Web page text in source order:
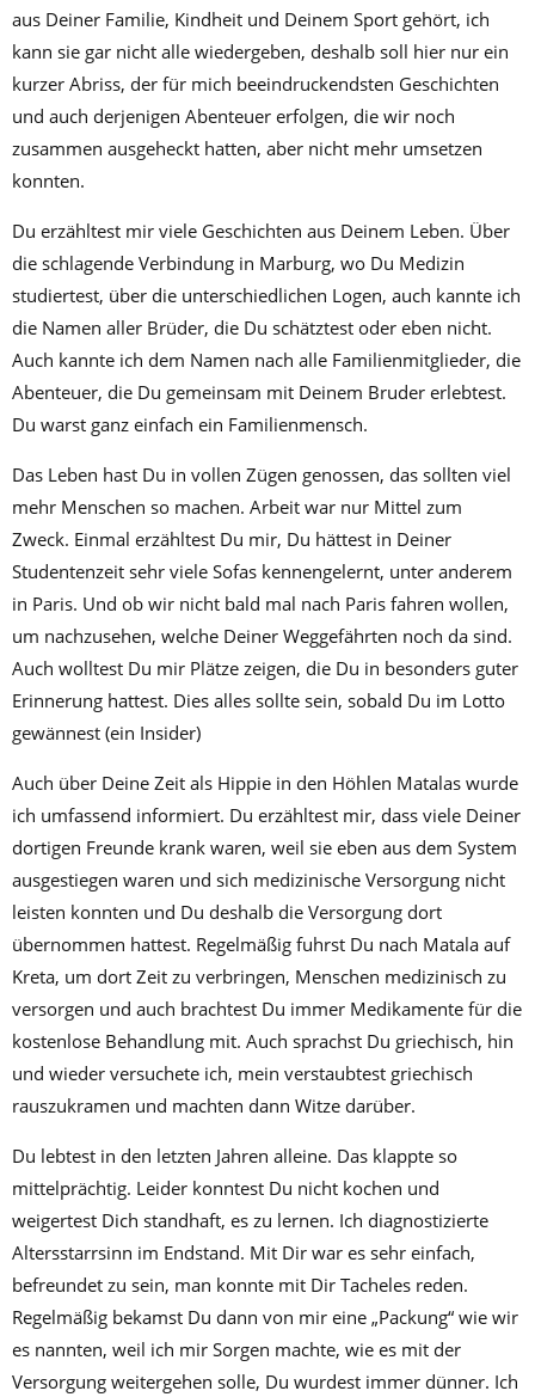
aus Deiner Familie, Kindheit und Deinem Sport gehört, ich
kann sie gar nicht alle wiedergeben, deshalb soll hier nur ein
kurzer Abriss, der für mich beeindruckendsten Geschichten
und auch derjenigen Abenteuer erfolgen, die wir noch
zusammen ausgeheckt hatten, aber nicht mehr umsetzen
konnten.
Du erzähltest mir viele Geschichten aus Deinem Leben. Über
die schlagende Verbindung in Marburg, wo Du Medizin
studiertest, über die unterschiedlichen Logen, auch kannte ich
die Namen aller Brüder, die Du schätztest oder eben nicht.
Auch kannte ich dem Namen nach alle Familienmitglieder, die
Abenteuer, die Du gemeinsam mit Deinem Bruder erlebtest.
Du warst ganz einfach ein Familienmensch.
Das Leben hast Du in vollen Zügen genossen, das sollten viel
mehr Menschen so machen. Arbeit war nur Mittel zum
Zweck. Einmal erzähltest Du mir, Du hättest in Deiner
Studentenzeit sehr viele Sofas kennengelernt, unter anderem
in Paris. Und ob wir nicht bald mal nach Paris fahren wollen,
um nachzusehen, welche Deiner Weggefährten noch da sind.
Auch wolltest Du mir Plätze zeigen, die Du in besonders guter
Erinnerung hattest. Dies alles sollte sein, sobald Du im Lotto
gewännest (ein Insider)
Auch über Deine Zeit als Hippie in den Höhlen Matalas wurde
ich umfassend informiert. Du erzähltest mir, dass viele Deiner
dortigen Freunde krank waren, weil sie eben aus dem System
ausgestiegen waren und sich medizinische Versorgung nicht
leisten konnten und Du deshalb die Versorgung dort
übernommen hattest. Regelmäßig fuhrst Du nach Matala auf
Kreta, um dort Zeit zu verbringen, Menschen medizinisch zu
versorgen und auch brachtest Du immer Medikamente für die
kostenlose Behandlung mit. Auch sprachst Du griechisch, hin
und wieder versuchete ich, mein verstaubtest griechisch
rauszukramen und machten dann Witze darüber.
Du lebtest in den letzten Jahren alleine. Das klappte so
mittelprächtig. Leider konntest Du nicht kochen und
weigertest Dich standhaft, es zu lernen. Ich diagnostizierte
Altersstarrsinn im Endstand. Mit Dir war es sehr einfach,
befreundet zu sein, man konnte mit Dir Tacheles reden.
Regelmäßig bekamst Du dann von mir eine „Packung“ wie wir
es nannten, weil ich mir Sorgen machte, wie es mit der
Versorgung weitergehen solle, Du wurdest immer dünner. Ich